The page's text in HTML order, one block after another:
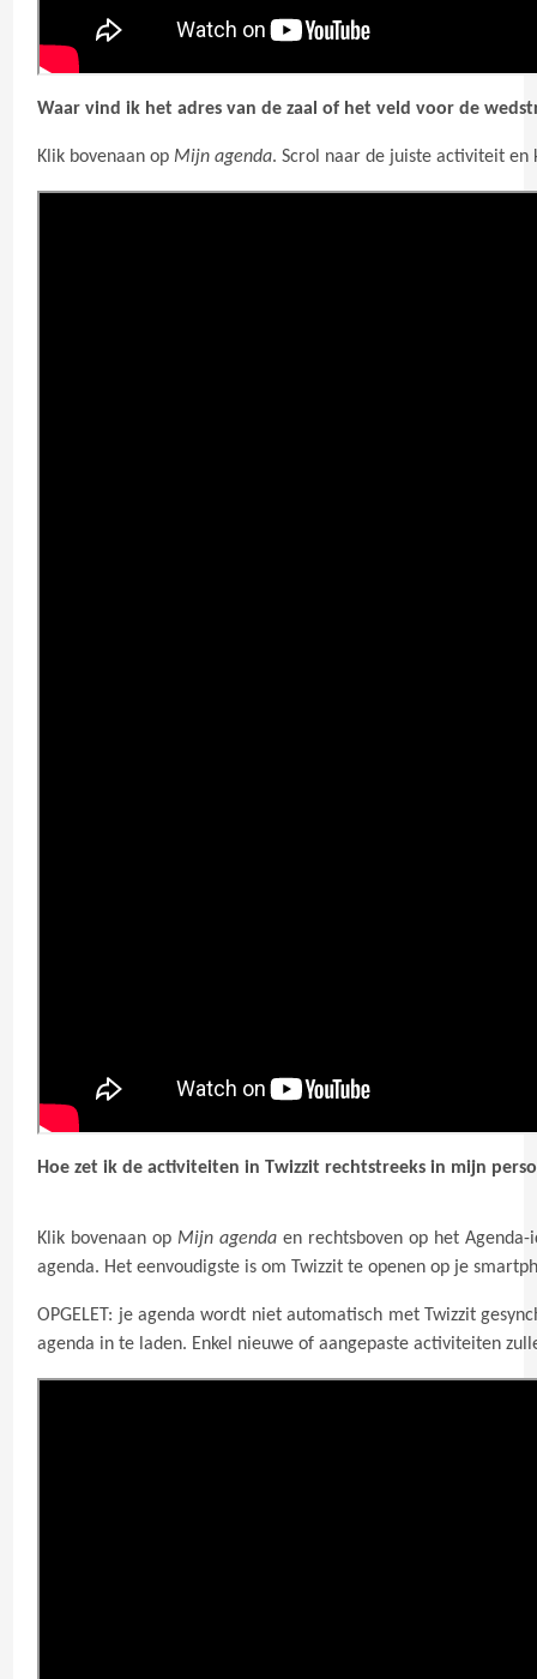
Waar vind ik het adres van de zaal of het veld voor de
Klik bovenaan op Mijn agenda. Scrol naar de juiste activiteit
Hoe zet ik de activiteiten in Twizzit rechtstreeks in mijn
Klik bovenaan op Mijn agenda en rechtsboven op het
agenda. Het eenvoudigste is om Twizzit te openen op je
OPGELET: je agenda wordt niet automatisch met Twizzit
agenda in te laden. Enkel nieuwe of aangepaste activiteiten